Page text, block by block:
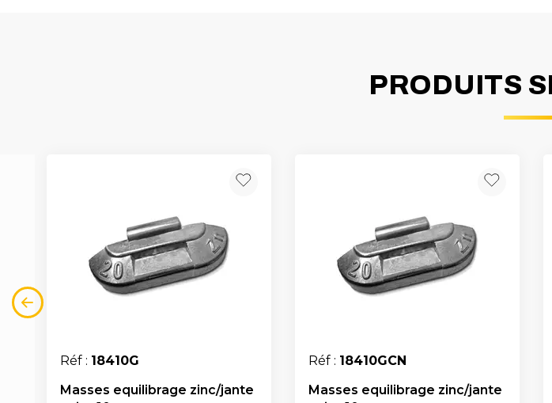
PRODUITS
Réf : 18410G
Masses equilibrage zinc/jante
Réf : 18410GCN
Masses equilibrage zinc/jante